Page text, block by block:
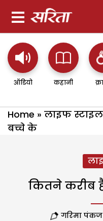
ऑडियो कहानी
Home » लाइफ स्टाइल
बच्चे के
कितने करीब
गरिमा पंकज